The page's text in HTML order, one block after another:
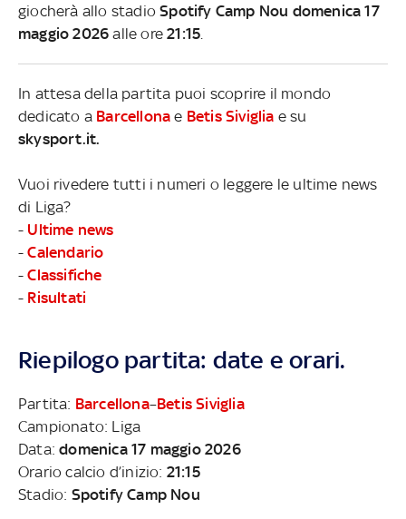
giocherà allo stadioSpotify Camp Nou domenica 17
maggio 2026 alle ore21:15
In attesa della partita puoi scoprire il mondo
dedicato a Barcellona e Betis Siviglia e su
skysport.it.
Vuoi rivedere tutti i numeri o leggere le ultime news
di Liga?
- Ultime news
-Calendario
-Classifiche
- Risultati
Riepilogo partita: date e orari.
Partita: Barcellona–Betis Siviglia
Campionato: Liga
Data:domenica 17 maggio 2026
Orario calcio d’inizio: 21:15
Stadio: Spotify Camp Nou